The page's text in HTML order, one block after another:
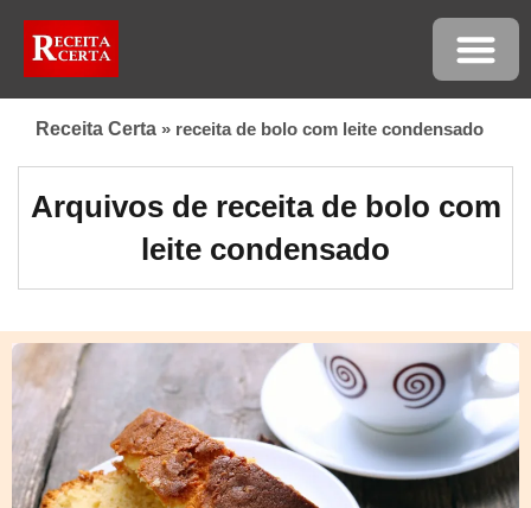
Receita Certa » receita de bolo com leite condensado
Arquivos de receita de bolo com
leite condensado